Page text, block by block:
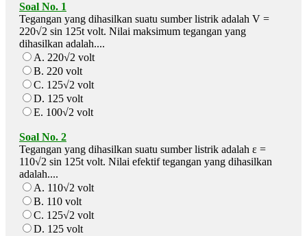
Soal No. 1
Tegangan yang dihasilkan suatu sumber listrik adalah V =
220√2 sin 125t volt. Nilai maksimum tegangan yang
dihasilkan adalah....
A. 220√2 volt
B. 220 volt
C. 125√2 volt
D. 125 volt
E. 100√2 volt
Soal No. 2
Tegangan yang dihasilkan suatu sumber listrik adalah ε =
110√2 sin 125t volt. Nilai efektif tegangan yang dihasilkan
adalah....
A. 110√2 volt
B. 110 volt
C. 125√2 volt
D. 125 volt